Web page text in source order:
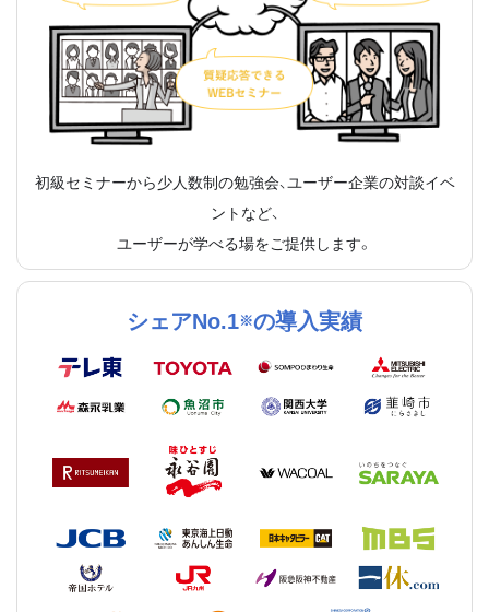
初級セミナーから少人数制の勉強会、ユーザー企業の対談イベ
ントなど、
ユーザーが学べる場をご提供します。
シェアNo.1※の導入実績